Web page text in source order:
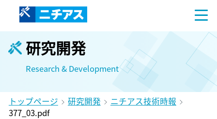
研究開発
Research & Development
トップページ 研究開発
ニチアス技術時報
377_03.pdf